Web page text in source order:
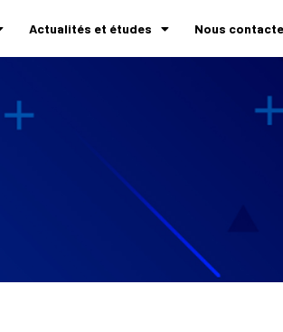
Actualités et études Nous